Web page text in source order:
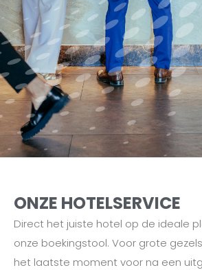
ONZE HOTELSERVICE
Direct het juiste hotel op de ideale
onze boekingstool. Voor grote
het laatste moment voor na een